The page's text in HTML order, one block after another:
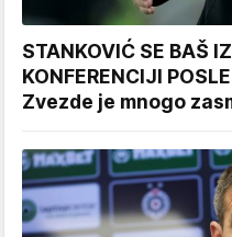
STANKOVIĆ SE BAŠ
KONFERENCIJI
Zvezde je mnogo